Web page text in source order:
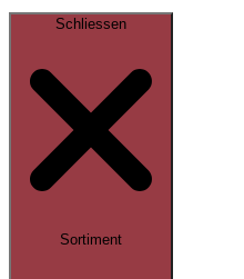
Schliessen
Sortiment